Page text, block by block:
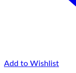
Add to Wishlist